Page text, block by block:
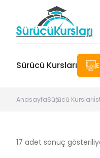
Sürücü Kursları
AnasayfaSürücü Kursları
17 adet sonuç